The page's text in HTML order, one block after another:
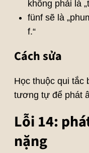
không phải là
fünf sẽ là
f.“
Cách sửa
Học thuộc qui tắc
tương tự để phát
Lỗi 14:
nặng